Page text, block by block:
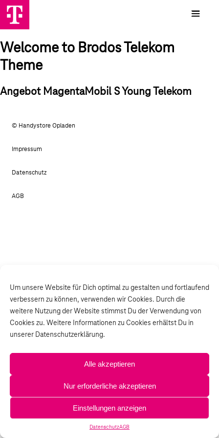
Um unsere Website für Dich optimal zu gestalten und fortlaufend
verbessern zu können, verwenden wir Cookies. Durch die
weitere Nutzung der Website stimmst Du der Verwendung von
Cookies zu. Weitere Informationen zu Cookies erhältst Du in
unserer Datenschutzerklärung.
Alle akzeptieren
Nur erforderliche akzeptieren
Einstellungen anzeigen
DatenschutzAGB
Welcome to Brodos Telekom
Theme
Angebot MagentaMobil S Young Telekom
© Handystore Opladen
Impressum
Datenschutz
AGB